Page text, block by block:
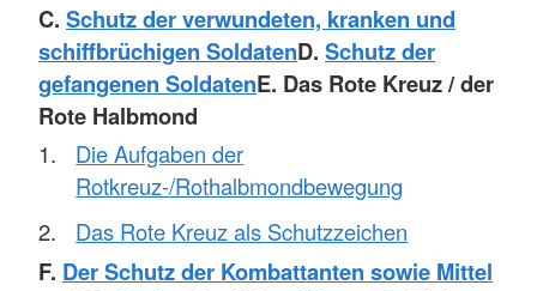
C. Schutz der verwundeten, kranken und
schiffbrüchigen SoldatenD. Schutz der
gefangenen SoldatenE. Das Rote Kreuz / der
Rote Halbmond
Die Aufgaben der
Rotkreuz-/Rothalbmondbewegung
Das Rote Kreuz als Schutzzeichen
F. Der Schutz der Kombattanten sowie Mittel